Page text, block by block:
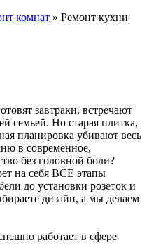
комнат » Ремонт кухни
завтраки, встречают
семьей. Но старая плитка,
планировка убивают весь
в современное,
без головной боли?
на себя ВСЕ этапы
до установки розеток и
дизайн, а мы делаем
работает в сфере